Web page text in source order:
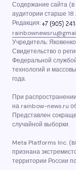
Содержание сайта (в
аудитории старше 18
Редакция:
Учредитель:
Свидетельство о
Федеральной
технологий и
года.
При
на rainbow-news.ru
Представлен
случайной выборки.
Meta Platforms Inc.
признана
территории России